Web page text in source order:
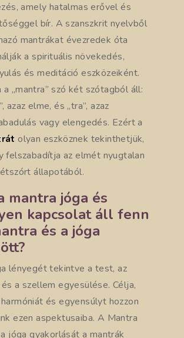
amely hatalmas erővel és
bír. A szanszkrit nyelvből
mantrákat évezredek óta
a spirituális növekedés,
és meditáció eszközeiként.
a „mantra” szó két szótagból áll:
azaz elme, és „tra”, azaz
vagy elengedés. Ezért a
olyan eszköznek tekinthetjük,
felszabadítja az elmét nyugtalan
állapotából.
mantra jóga és
kapcsolat áll fenn
és a jóga
lényegét tekintve a test, az
a szellem egyesülése. Célja,
és egyensúlyt hozzon
ezen aspektusaiba. A Mantra
jóga gyakorlását a mantrák